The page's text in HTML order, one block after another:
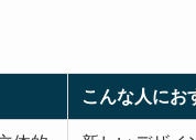
こんな人にお